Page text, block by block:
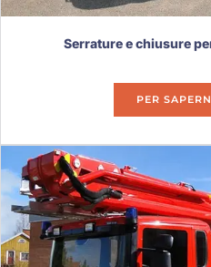
Serrature e chiusure
PER